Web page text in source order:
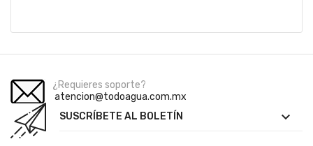
¿Requieres soporte?
atencion@todoagua.com.mx
SUSCRÍBETE AL BOLETÍN
